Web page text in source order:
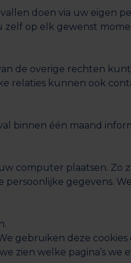
doen via uw eigen
op elk gewenst
de overige rechten
relaties kunnen ook
binnen één maand
computer plaatsen.
persoonlijke gegevens.
gebruiken deze
zien welke pagina’s